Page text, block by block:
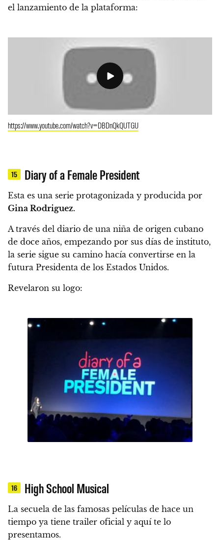
el lanzamiento de la plataforma:
https://www.youtube.com/watch?v=DBDnQkQUTGU
15 Diary of a Female President
Esta es una serie protagonizada y producida por
Gina Rodriguez.
A través del diario de una niña de origen cubano
de doce años, empezando por sus días de instituto,
la serie sigue su camino hacía convertirse en la
futura Presidenta de los Estados Unidos.
Revelaron su logo:
16 High School Musical
La secuela de las famosas películas de hace un
tiempo ya tiene trailer oficial y aquí te lo
presentamos.